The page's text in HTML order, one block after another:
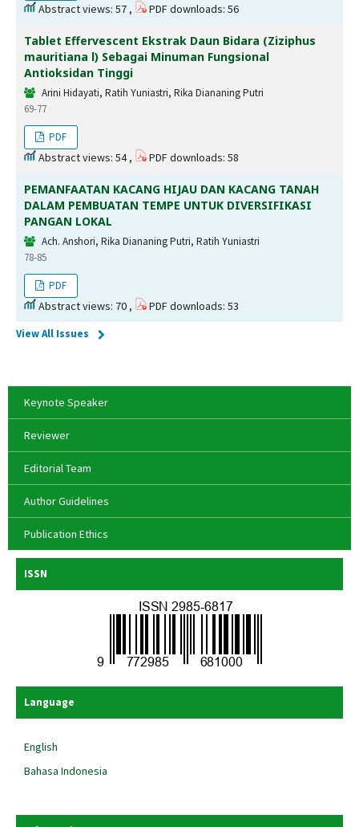
Abstract views: 57 , PDF downloads: 56
Tablet Effervescent Ekstrak Daun Bidara (Ziziphus
mauritiana l) Sebagai Minuman Fungsional
Antioksidan Tinggi
Arini Hidayati, Ratih Yuniastri, Rika Diananing Putri
69-77
PDF
Abstract views: 54 , PDF downloads: 58
PEMANFAATAN KACANG HIJAU DAN KACANG TANAH
DALAM PEMBUATAN TEMPE UNTUK DIVERSIFIKASI
PANGAN LOKAL
Ach. Anshori, Rika Diananing Putri, Ratih Yuniastri
78-85
PDF
Abstract views: 70 , PDF downloads: 53
View All Issues
Keynote Speaker
Reviewer
Editorial Team
Author Guidelines
Publication Ethics
ISSN
Language
English
Bahasa Indonesia